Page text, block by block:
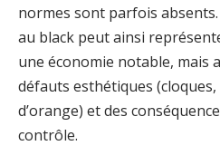
normes sont parfois
au black peut ainsi
une économie notable, mais
défauts esthétiques
d’orange) et des
contrôle.